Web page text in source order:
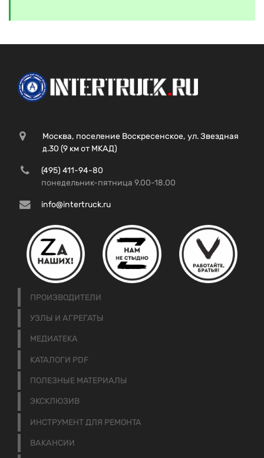
Москва, поселение Воскресенское, ул. Звездная
д.30 (9 км от МКАД)
(495) 411-94-80
понедельник-пятница 9.00-18.00
info@intertruck.ru
ПРОИЗВОДИТЕЛИ
УЗЛЫ И АГРЕГАТЫ
МЕДИАТЕКА
КАТАЛОГИ PDF
ПОЛЕЗНЫЕ МАТЕРИАЛЫ
ЭКСКЛЮЗИВ
ИНСТРУМЕНТ ДЛЯ РЕМОНТА
ВАКАНСИИ